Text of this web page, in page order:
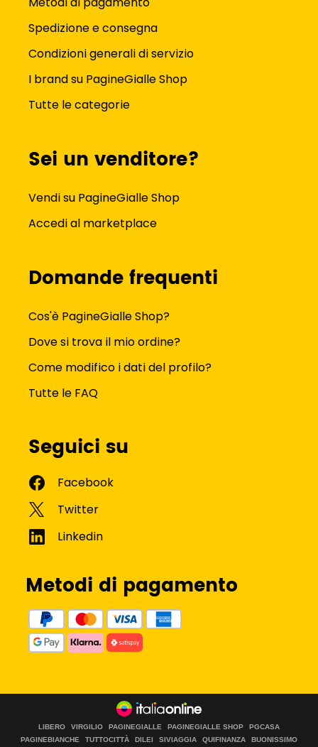
Spedizione e consegna
Condizioni generali di servizio
I brand su PagineGialle Shop
Tutte le categorie
Sei un venditore?
Vendi su PagineGialle Shop
Accedi al marketplace
Domande frequenti
Cos'è PagineGialle Shop?
Dove si trova il mio ordine?
Come modifico i dati del profilo?
Tutte le FAQ
Seguici su
Metodi di pagamento
LIBERO VIRGILIO PAGINEGIALLE PAGINEGIALLE SHOP
PGCASA
PAGINEBIANCHE
TUTTOCITTÀ DILEI SIVIAGGIA QUIFINANZA BUONISSIMO